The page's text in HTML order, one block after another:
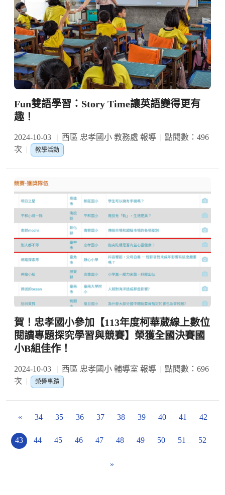
Fun雙語學習：Story Time讓英語變得更有
趣！
2024-10-03 西區 忠孝國小 教務處 報導
點閱數：496
次
教學活動
賀！忠孝國小參加【113年度柯華葳線上數位
閱讀專題探究學習與競賽】榮獲全國決賽國
小B組佳作！
2024-10-03 西區 忠孝國小 輔導室 報導
點閱數：696
次
榮譽事蹟
« 34 35 36 37 38 39 40 41 42
43 44 45 46 47 48 49 50 51 52
»